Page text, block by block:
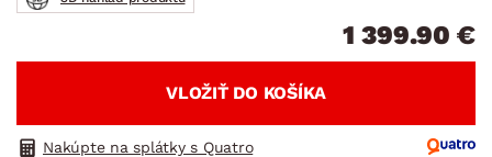
1 399.90 €
VLOŽIŤ DO KOŠÍKA
Nakúpte na splátky s Quatro